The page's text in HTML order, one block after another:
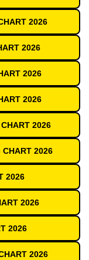
2026
2026
2026
2026
2026
CHART 2026
2026
2026
2026
2026